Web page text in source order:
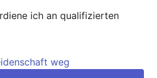
ich an qualifizierten